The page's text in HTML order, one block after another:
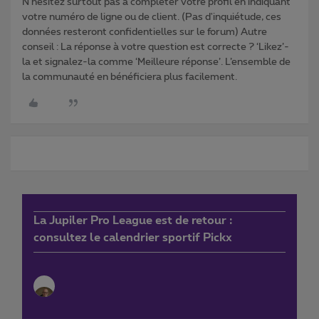
N'hésitez surtout pas à compléter votre profil en indiquant
votre numéro de ligne ou de client. (Pas d'inquiétude, ces
données resteront confidentielles sur le forum) Autre
conseil : La réponse à votre question est correcte ? ‘Likez’-
la et signalez-la comme ‘Meilleure réponse’. L’ensemble de
la communauté en bénéficiera plus facilement.
La Jupiler Pro League est de retour :
consultez le calendrier sportif Pickx